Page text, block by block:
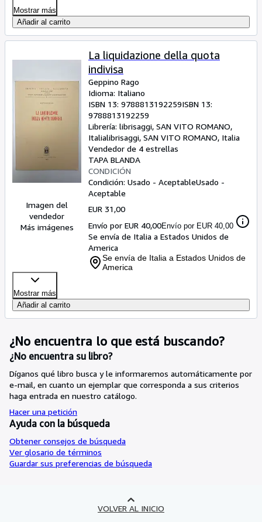
Mostrar más
Añadir al carrito
Imagen del
vendedor
Más imágenes
La liquidazione della quota
indivisa
Geppino Rago
Idioma: Italiano
ISBN 13: 9788813192259ISBN 13:
9788813192259
Librería: librisaggi, SAN VITO ROMANO,
Italialibrisaggi, SAN VITO ROMANO, Italia
Vendedor de 4 estrellas
TAPA BLANDA
CONDICIÓN
Condición: Usado - AceptableUsado -
Aceptable
EUR 31,00
Envío por EUR 40,00Envío por EUR 40,00
Se envía de Italia a Estados Unidos de
America
Se envía de Italia a Estados Unidos de
America
Mostrar más
Añadir al carrito
¿No encuentra lo que está buscando?
¿No encuentra su libro?
Díganos qué libro busca y le informaremos automáticamente por
e-mail, en cuanto un ejemplar que corresponda a sus criterios
haga entrada en nuestro catálogo.
Hacer una petición
Ayuda con la búsqueda
Obtener consejos de búsqueda
Ver glosario de términos
Guardar sus preferencias de búsqueda
VOLVER AL INICIO